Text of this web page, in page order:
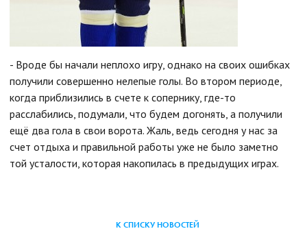
- Вроде бы начали неплохо игру, однако на своих ошибках
получили совершенно нелепые голы. Во втором периоде,
когда приблизились в счете к сопернику, где-то
расслабились, подумали, что будем догонять, а получили
ещё два гола в свои ворота. Жаль, ведь сегодня у нас за
счет отдыха и правильной работы уже не было заметно
той усталости, которая накопилась в предыдущих играх.
К СПИСКУ НОВОСТЕЙ